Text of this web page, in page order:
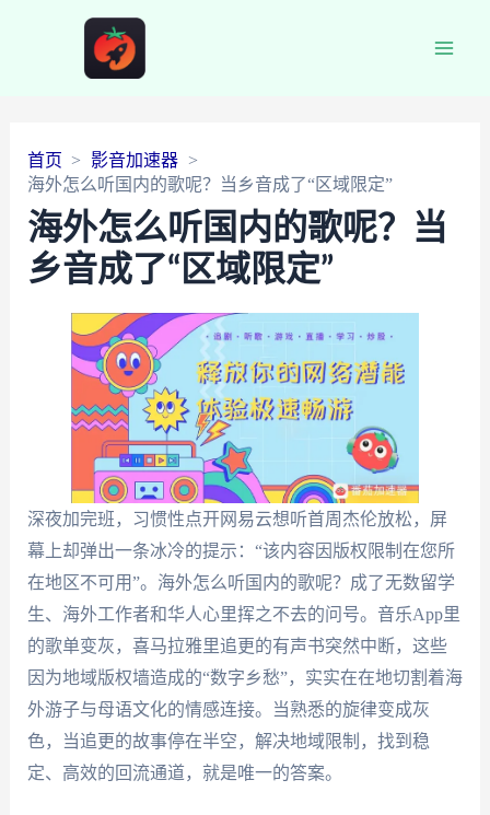
首页
影音加速器
海外怎么听国内的歌呢？当乡音成了“区域限定”
海外怎么听国内的歌呢？当
乡音成了“区域限定”
深夜加完班，习惯性点开网易云想听首周杰伦放松，屏
幕上却弹出一条冰冷的提示：“该内容因版权限制在您所
在地区不可用”。海外怎么听国内的歌呢？成了无数留学
生、海外工作者和华人心里挥之不去的问号。音乐App里
的歌单变灰，喜马拉雅里追更的有声书突然中断，这些
因为地域版权墙造成的“数字乡愁”，实实在在地切割着海
外游子与母语文化的情感连接。当熟悉的旋律变成灰
色，当追更的故事停在半空，解决地域限制，找到稳
定、高效的回流通道，就是唯一的答案。